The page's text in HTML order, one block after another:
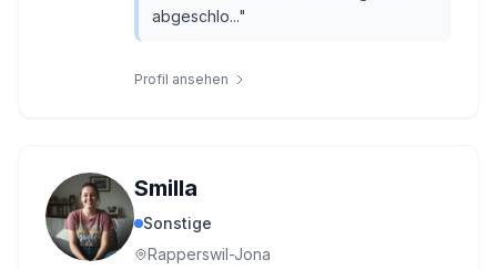
abgeschlo..."
Profil ansehen
Smilla
Sonstige
Rapperswil-Jona